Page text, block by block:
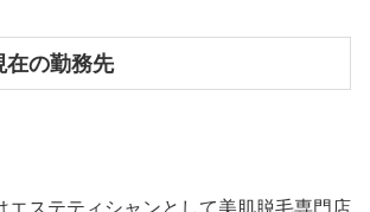
在の勤務先